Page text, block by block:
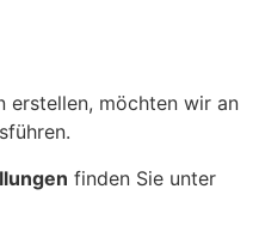
erstellen, möchten wir an
finden Sie unter